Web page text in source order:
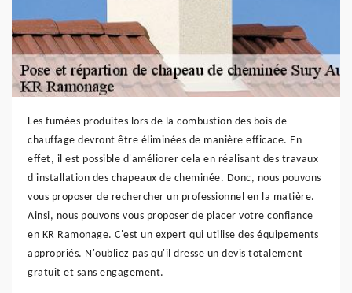
Les fumées produites lors de la combustion des bois de
chauffage devront être éliminées de manière efficace. En
effet, il est possible d'améliorer cela en réalisant des travaux
d'installation des chapeaux de cheminée. Donc, nous pouvons
vous proposer de rechercher un professionnel en la matière.
Ainsi, nous pouvons vous proposer de placer votre confiance
en KR Ramonage. C'est un expert qui utilise des équipements
appropriés. N'oubliez pas qu'il dresse un devis totalement
gratuit et sans engagement.